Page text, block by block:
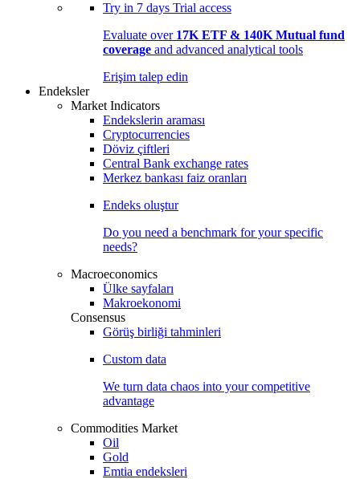
Try in 7 days Trial access
Evaluate over 17K ETF & 140K Mutual fund
coverage and advanced analytical tools
Erişim talep edin
Endeksler
Market Indicators
Endekslerin araması
Cryptocurrencies
Döviz çiftleri
Central Bank exchange rates
Merkez bankası faiz oranları
Endeks oluştur
Do you need a benchmark for your specific
needs?
Macroeconomics
Ülke sayfaları
Makroekonomi
Consensus
Görüş birliği tahminleri
Custom data
We turn data chaos into your competitive
advantage
Commodities Market
Oil
Gold
Emtia endeksleri